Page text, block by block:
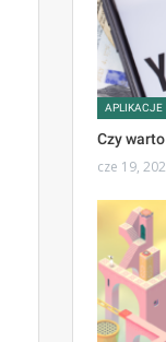
APLIKACJE
Czy
cze 19,